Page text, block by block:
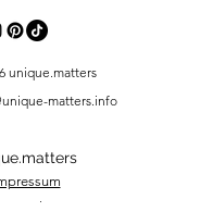
unique.matters
matters.info